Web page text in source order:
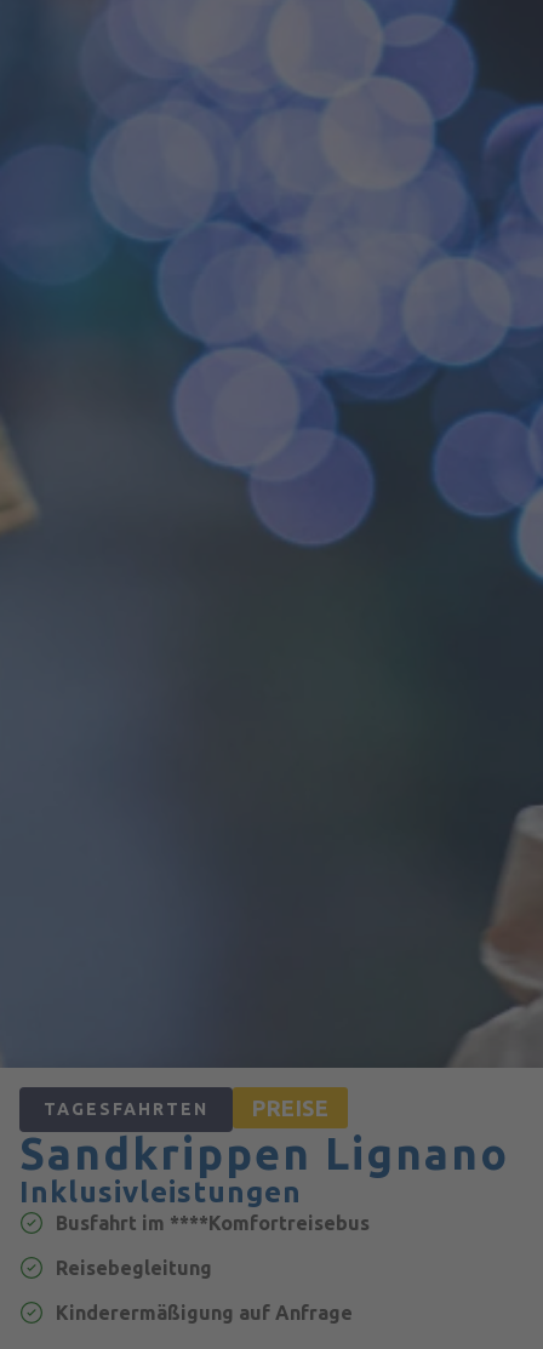
TAGESFAHRTEN PREISE
Sandkrippen Lignano
Inklusivleistungen
Busfahrt im ****Komfortreisebus
Reisebegleitung
Kinderermäßigung auf Anfrage